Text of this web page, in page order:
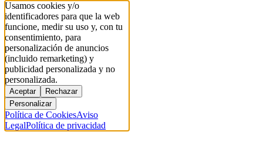
Usamos cookies y/o
identificadores para que la web
funcione, medir su uso y, con tu
consentimiento, para
personalización de anuncios
(incluido remarketing) y
publicidad personalizada y no
personalizada.
Aceptar
Rechazar
Personalizar
Política de CookiesAviso
LegalPolítica de privacidad